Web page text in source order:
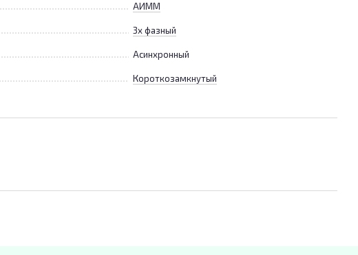
АИММ
3х фазный
Асинхронный
Короткозамкнутый